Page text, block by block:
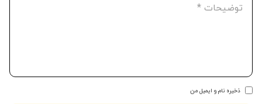
ذخیره نام و ایمیل من